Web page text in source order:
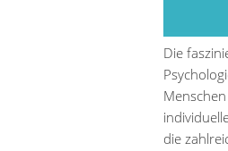
Die
die